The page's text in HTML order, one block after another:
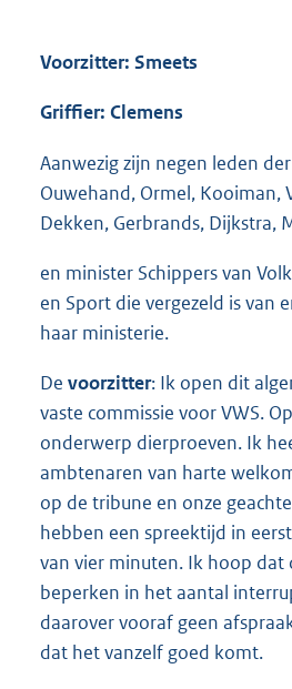
Voorzitter: Smeets
Griffier: Clemens
Aanwezig zijn negen leden
Ouwehand, Ormel, Kooiman,
Dekken, Gerbrands, Dijkstra,
en minister Schippers van
en Sport die vergezeld is van
haar ministerie.
De voorzitter: Ik open dit
vaste commissie voor VWS.
onderwerp dierproeven. Ik
ambtenaren van harte
op de tribune en onze
hebben een spreektijd in
van vier minuten. Ik hoop dat
beperken in het aantal
daarover vooraf geen
dat het vanzelf goed komt.